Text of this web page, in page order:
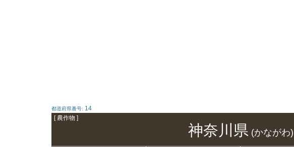
都道府県番号: 14
[ 農作物 ]
神奈川県(かながわ)